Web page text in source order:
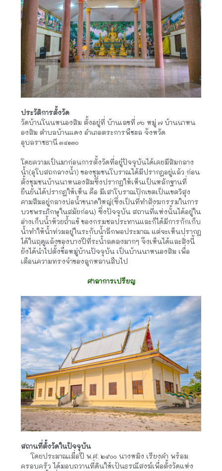
ประวัติการตั้งวัด
วัดบ้านโนนหนองสิม ตั้งอยู่ที่ บ้านเลขที่ ๙๐ หมู่ ๗ บ้านนาหน
องสิม ตำบลบ้านแดง อำเภอตระการพืชผล จังหวัด
อุบลราชธานี ๓๔๑๓๐
โดยความเป็นมาก่อนการตั้งวัดที่อยู๋ปัจจุบันได้เคยมีสิมกลาง
น้ำ(อุโบสถกลางน้ำ) ของชุมชนโบราณได้มีปรากฎอยู่แล้ว ก่อน
ตั้งชุมชนบ้านนาหนองสิมซึ่งปรากฎให้เห็นเป็นหลักฐานที่
ยืนยันได้ปรากฎให้เห็น คือ มีเสาโบราณปักเขตเป็นเขตวิสุง
คามสีมอยู่กลางบ่อน้ำขนาดใหญ่(ซึ่งเป็นที่ทำสังฆกรรมในการ
บวชพระภิกษุในสมัยก่อน) ซึ่งปัจจุบัน สถานที่แห่งนั้นได้อยู่ใน
อ่างเก็บน้ำห้วยถ้ำแข้ ของกรมชลประทานและก็ได้มีการกักเก็บ
น้ำทำให้น้ำท่วมอยู่ในระกับน้ำลึกพอประมาณ แต่จะเห็นปรากฎ
ได้ในฤดูแล้งของบางปีที่ระน้ำลดลงมากๆ จึงเห็นได้และสิ่งนี้
ยังได้นำไปตั้งชื่อหมู่บ้านปัจจุบัน เป็นบ้านนาหนองสิม เพื่อ
เตือนความทรงจำของลูกหลานสืบไป
ศาลาการเปรียญ
สถานที่ตั้งวัดในปัจจุบัน
     โดยประมาณเมื่อปี พ.ศ. ๒๕๐๐ นางหมิง เรียงคำ พร้อม
ครอบครัว ได้มอบถวานที่ดินให้เป้นธรณีสงฆ์เพื่อตั้งวัดแห่ง